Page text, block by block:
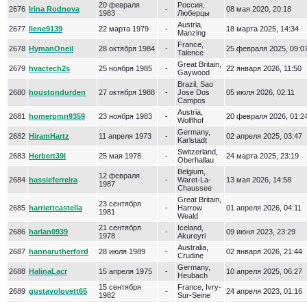
2676 Irina Rodnova
20 февраля
1983
-
Россия,
Люберцы
08 мая 2020, 20:18
2677 Ilene9139 22 марта 1979 -
Austria,
Manzing
18 марта 2025, 14:34
2678 HymanOneil 28 октября 1984 -
France,
Talence
25 февраля 2025,
2679 hvactech2s 25 ноября 1985 -
Great Britain,
Gaywood
22 января 2026, 11:50
2680 houstondurden 27 октября 1988 -
Brazil, Sao
Jose Dos
Campos
05 июля 2026, 02:11
2681 homerpmn9359 23 ноября 1983 -
Austria,
Wolflhof
20 февраля 2026,
2682 HiramHartz 11 апреля 1973 -
Germany,
Karlstadt
02 апреля 2025, 03:47
2683 Herbert39I 25 мая 1978 -
Switzerland,
Oberhallau
24 марта 2025, 23:19
2684 hassieferreira
12 февраля
1987
-
Belgium,
Waret-La-
Chaussee
13 мая 2026, 14:58
2685 harriettcastella
23 сентября
1981
-
Great Britain,
Harrow
Weald
01 апреля 2026, 04:11
2686 harlan0939
21 сентября
1978
-
Iceland,
Akureyri
09 июня 2023, 23:29
2687 hannarutherford 28 июля 1989 -
Australia,
Crudine
02 января 2026, 21:44
2688 HalinaLacr 15 апреля 1975 -
Germany,
Heubach
10 апреля 2025, 06:27
2689 gustavolovett65
15 сентября
1982
-
France, Ivry-
Sur-Seine
24 апреля 2023, 01:16